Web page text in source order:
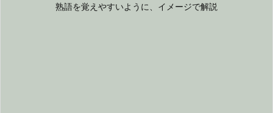
熟語を覚えやすいように、イメージで解説